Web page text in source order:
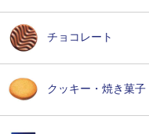
チョコレート
クッキー・焼き菓子